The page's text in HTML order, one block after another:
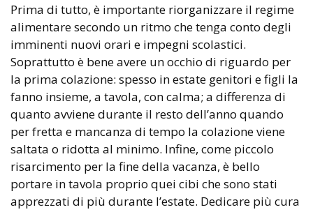
Prima di tutto, è importante riorganizzare il regime
alimentare secondo un ritmo che tenga conto degli
imminenti nuovi orari e impegni scolastici.
Soprattutto è bene avere un occhio di riguardo per
la prima colazione: spesso in estate genitori e figli la
fanno insieme, a tavola, con calma; a differenza di
quanto avviene durante il resto dell’anno quando
per fretta e mancanza di tempo la colazione viene
saltata o ridotta al minimo. Infine, come piccolo
risarcimento per la fine della vacanza, è bello
portare in tavola proprio quei cibi che sono stati
apprezzati di più durante l’estate. Dedicare più cura